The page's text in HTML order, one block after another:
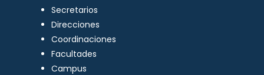
Secretarios
Direcciones
Coordinaciones
Facultades
Campus